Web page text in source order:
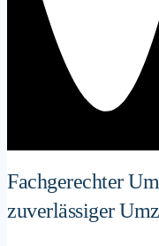
Fachgerechter
zuverlässiger